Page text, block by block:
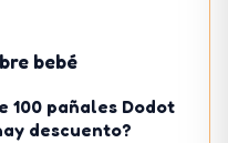
bebé
100 pañales Dodot
descuento?